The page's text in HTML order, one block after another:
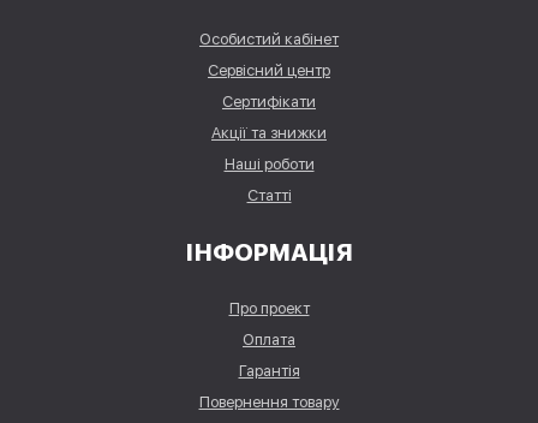
Особистий кабінет
Сервісний центр
Сертифікати
Акції та знижки
Наші роботи
Статті
ІНФОРМАЦІЯ
Про проект
Оплата
Гарантія
Повернення товару